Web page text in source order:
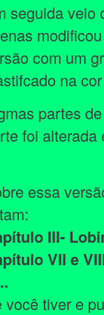
seguida veio
com um
na
partes
foi alterada
essa
III-
VII e
você tiver e